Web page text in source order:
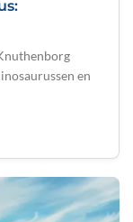
en